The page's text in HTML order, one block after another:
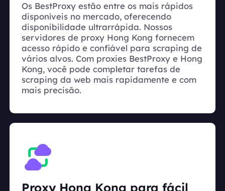
Os BestProxy estão entre os mais rápidos
disponíveis no mercado, oferecendo
disponibilidade ultrarrápida. Nossos
servidores de proxy Hong Kong fornecem
acesso rápido e confiável para scraping de
vários alvos. Com proxies BestProxy e Hong
Kong, você pode completar tarefas de
scraping da web mais rapidamente e com
mais precisão.
Proxy Hong Kong para fácil